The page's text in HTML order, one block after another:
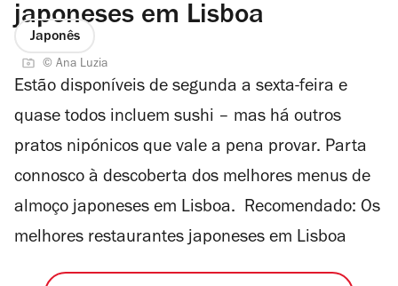
japoneses em Lisboa
Japonês
© Ana Luzia
Estão disponíveis de segunda a sexta-feira e
quase todos incluem sushi – mas há outros
pratos nipónicos que vale a pena provar. Parta
connosco à descoberta dos melhores menus de
almoço japoneses em Lisboa. Recomendado: Os
melhores restaurantes japoneses em Lisboa